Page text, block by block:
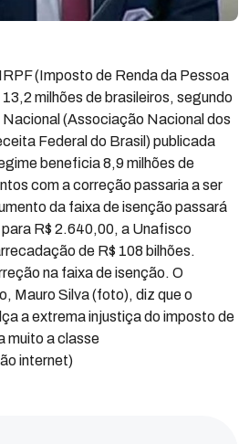
(Imposto de Renda da Pessoa
milhões de brasileiros, segundo
(Associação Nacional dos
Federal do Brasil) publicada
beneficia 8,9 milhões de
com a correção passaria a ser
da faixa de isenção passará
R$ 2.640,00, a Unafisco
de R$ 108 bilhões.
na faixa de isenção. O
Mauro Silva (foto), diz que o
a extrema injustiça do imposto de
muito a classe
internet)